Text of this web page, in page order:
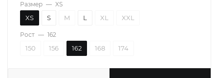
Размер — XS
XS S M L XL XXL
Рост — 162
150 156 162 168 174